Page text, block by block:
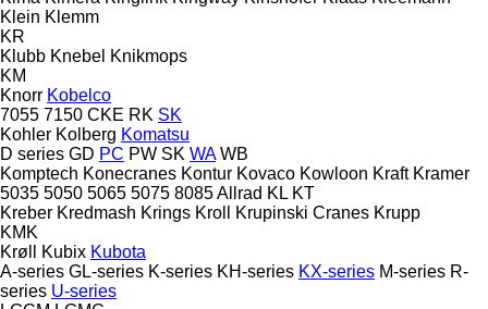
Klein Klemm
KR
Klubb Knebel Knikmops
KM
Knorr Kobelco
7055 7150 CKE RK SK
Kohler Kolberg Komatsu
D series GD PC PW SK WA WB
Komptech Konecranes Kontur Kovaco Kowloon Kraft Kramer
5035 5050 5065 5075 8085Allrad KL KT
Kreber Kredmash Krings Kroll Krupinski Cranes Krupp
KMK
Krøll
Kubix Kubota
A-series GL-series K-series KH-series KX-series M-series R-
series U-series